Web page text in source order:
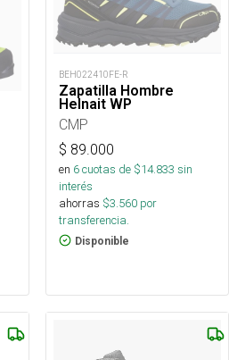
BEH022410FE-R
Zapatilla Hombre
Helnait WP
CMP
$ 89.000
en 6cuotas de $14.833 sin
interés
ahorras $3.560 por
transferencia.
Disponible